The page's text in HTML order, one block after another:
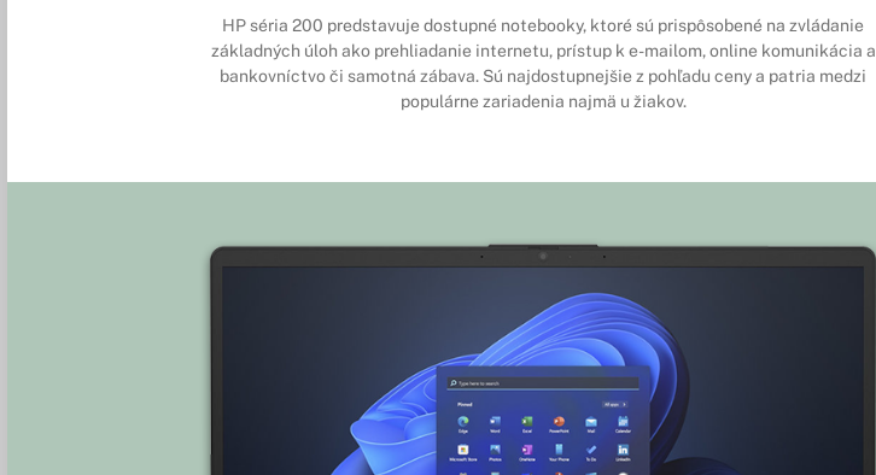
HP séria 200 predstavuje dostupné notebooky, ktoré sú prispôsobené na zvládanie
základných úloh ako prehliadanie internetu, prístup k e-mailom, online komunikácia a
bankovníctvo či samotná zábava. Sú najdostupnejšie z pohľadu ceny a patria medzi
populárne zariadenia najmä u žiakov.